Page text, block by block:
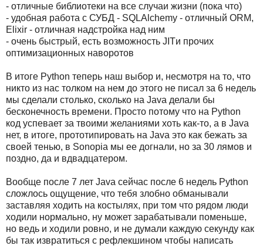
- отличные библиотеки на все случаи жизни (пока что)
- удобная работа с СУБД - SQLAlchemy - отличный ORM,
Elixir - отличная надстройка над ним
- очень быстрый, есть возможность JITи прочих
оптимизационных наворотов
В итоге Python теперь наш выбор и, несмотря на то, что
никто из нас толком на нем до этого не писал за 6 недель
мы сделали столько, сколько на Java делали бы
бесконечность времени. Просто потому что на Python
код успевает за твоими желаниями хоть как-то, а в Java
нет, в итоге, прототипировать на Java это как бежать за
своей тенью, в Sonopia мы ее догнали, но за 30 лямов и
поздно, да и вдвадцатером.
Вообще после 7 лет Java сейчас после 6 недель Python
сложлось ощущение, что тебя злобно обманывали
заставляя ходить на костылях, при том что рядом люди
ходили нормально, ну может зарабатывали поменьше,
но ведь и ходили ровно, и не думали каждую секунду как
бы так извратиться с рефлекшином чтобы написать